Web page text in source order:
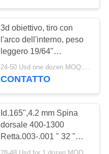
3d obiettivo, tiro con
l'arco dell'interno, peso
leggero 19/64"
rettitudine .001-.003"
della spina dorsale
scoppio
24-50 Usd one dozen MOQ:1 dozzina
CONTATTO
Id.165",4.2 mm Spina
dorsale 400-1300
Retta.003-.001 " 32 "
Piccolo bersaglio Frecce